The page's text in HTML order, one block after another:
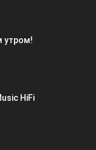
утром!
HiFi